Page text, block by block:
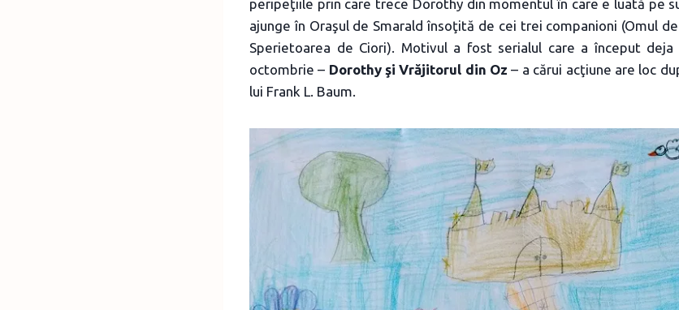
peripeţiile prin care trece Dorothy din momentul în care e luată pe
ajunge în Oraşul de Smarald însoţită de cei trei companioni (Omul
Sperietoarea de Ciori). Motivul a fost serialul care a început
octombrie – Dorothy şi Vrăjitorul din Oz – a cărui acţiune are loc
lui Frank L. Baum.